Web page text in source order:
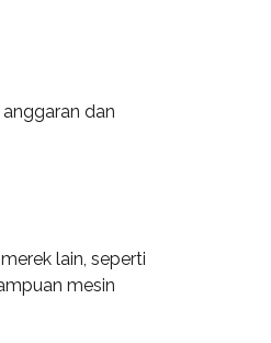
dan
lain, seperti
mesin